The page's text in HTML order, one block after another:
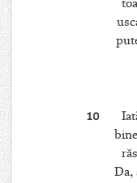
10
Da,